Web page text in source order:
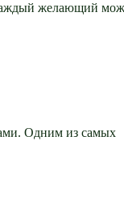
желающий
Одним из самых